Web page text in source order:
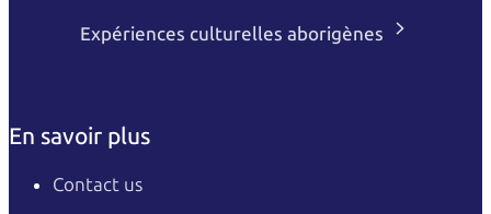
Expériences culturelles aborigènes
En savoir plus
Contact us